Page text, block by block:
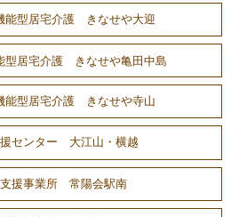
能型居宅介護 きなせや大迎
型居宅介護 きなせや亀田中島
能型居宅介護 きなせや寺山
センター 大江山・横越
援事業所 常陽会駅南